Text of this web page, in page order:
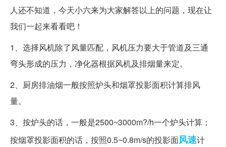
人还不知道，今天小六来为大家解答以上的问题，现在让
我们一起来看看吧！
1、选择风机除了风量匹配，风机压力要大于管道及三通
弯头形成的压力，净化器根据风机及排烟量来定。
2、厨房排油烟一般按照炉头和烟罩投影面积计算排风
量。
3、按炉头的话，一般是2500~3000m?/h一个炉头计算；
按烟罩投影面积的话，按照0.5~0.8m/s的投影面风速计